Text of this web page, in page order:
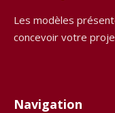
Les modèles
concevoir votre
Navigation